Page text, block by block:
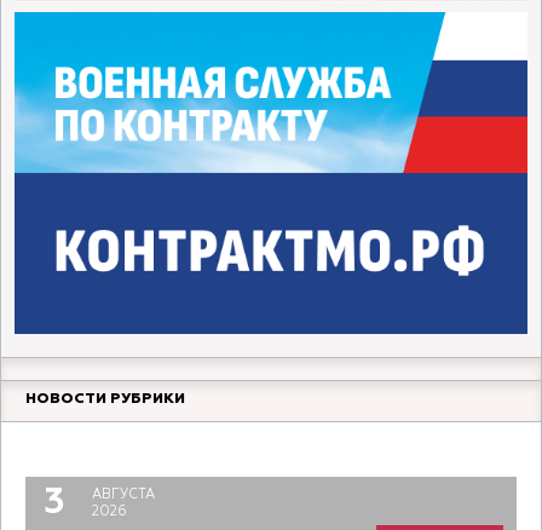
НОВОСТИ РУБРИКИ
6
Прямой разговор. Молодой педагог
3
АВГУСТА
2026